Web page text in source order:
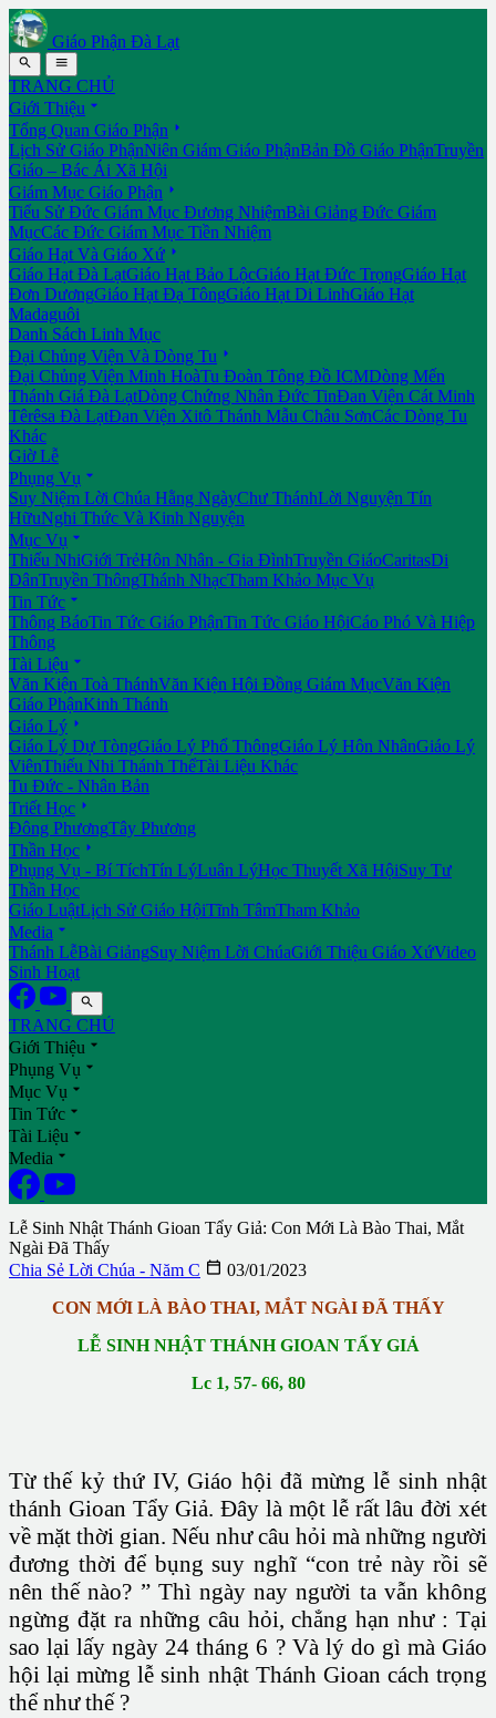
Giáo Phận Đà Lạt
 
TRANG CHỦ
Giới Thiệu 
Tổng Quan Giáo Phận 
Lịch Sử Giáo PhậnNiên Giám Giáo PhậnBản Đồ Giáo PhậnTruyền
Giáo – Bác Ái Xã Hội
Giám Mục Giáo Phận 
Tiểu Sử Đức Giám Mục Đương NhiệmBài Giảng Đức Giám
MụcCác Đức Giám Mục Tiền Nhiệm
Giáo Hạt Và Giáo Xứ 
Giáo Hạt Đà LạtGiáo Hạt Bảo LộcGiáo Hạt Đức TrọngGiáo Hạt
Đơn DươngGiáo Hạt Đạ TôngGiáo Hạt Di LinhGiáo Hạt
Madaguôi
Danh Sách Linh Mục
Đại Chủng Viện Và Dòng Tu 
Đại Chủng Viện Minh HoàTu Đoàn Tông Đồ ICMDòng Mến
Thánh Giá Đà LạtDòng Chứng Nhân Đức TinĐan Viện Cát Minh
Têrêsa Đà LạtĐan Viện Xitô Thánh Mẫu Châu SơnCác Dòng Tu
Khác
Giờ Lễ
Phụng Vụ 
Suy Niệm Lời Chúa Hằng NgàyChư ThánhLời Nguyện Tín
HữuNghi Thức Và Kinh Nguyện
Mục Vụ 
Thiếu NhiGiới TrẻHôn Nhân - Gia ĐìnhTruyền GiáoCaritasDi
DânTruyền ThôngThánh NhạcTham Khảo Mục Vụ
Tin Tức 
Thông BáoTin Tức Giáo PhậnTin Tức Giáo HộiCáo Phó Và Hiệp
Thông
Tài Liệu 
Văn Kiện Toà ThánhVăn Kiện Hội Đồng Giám MụcVăn Kiện
Giáo PhậnKinh Thánh
Giáo Lý 
Giáo Lý Dự TòngGiáo Lý Phổ ThôngGiáo Lý Hôn NhânGiáo Lý
ViênThiếu Nhi Thánh ThểTài Liệu Khác
Tu Đức - Nhân Bản
Triết Học 
Đông PhươngTây Phương
Thần Học 
Phụng Vụ - Bí TíchTín LýLuân LýHọc Thuyết Xã HộiSuy Tư
Thần Học
Giáo LuậtLịch Sử Giáo HộiTĩnh TâmTham Khảo
Media 
Thánh LễBài GiảngSuy Niệm Lời ChúaGiới Thiệu Giáo XứVideo
Sinh Hoạt

TRANG CHỦ
Giới Thiệu 
Phụng Vụ 
Mục Vụ 
Tin Tức 
Tài Liệu 
Media 
Lễ Sinh Nhật Thánh Gioan Tẩy Giả: Con Mới Là Bào Thai, Mắt
Ngài Đã Thấy
Chia Sẻ Lời Chúa - Năm C  03/01/2023
CON MỚI LÀ BÀO THAI, MẮT NGÀI ĐÃ THẤY
LỄ SINH NHẬT THÁNH GIOAN TẨY GIẢ
Lc 1, 57- 66, 80
Từ thế kỷ thứ IV, Giáo hội đã mừng lễ sinh nhật
thánh Gioan Tẩy Giả. Đây là một lễ rất lâu đời xét
về mặt thời gian. Nếu như câu hỏi mà những người
đương thời để bụng suy nghĩ “con trẻ này rồi sẽ
nên thế nào? ” Thì ngày nay người ta vẫn không
ngừng đặt ra những câu hỏi, chẳng hạn như : Tại
sao lại lấy ngày 24 tháng 6 ? Và lý do gì mà Giáo
hội lại mừng lễ sinh nhật Thánh Gioan cách trọng
thể như thế ?